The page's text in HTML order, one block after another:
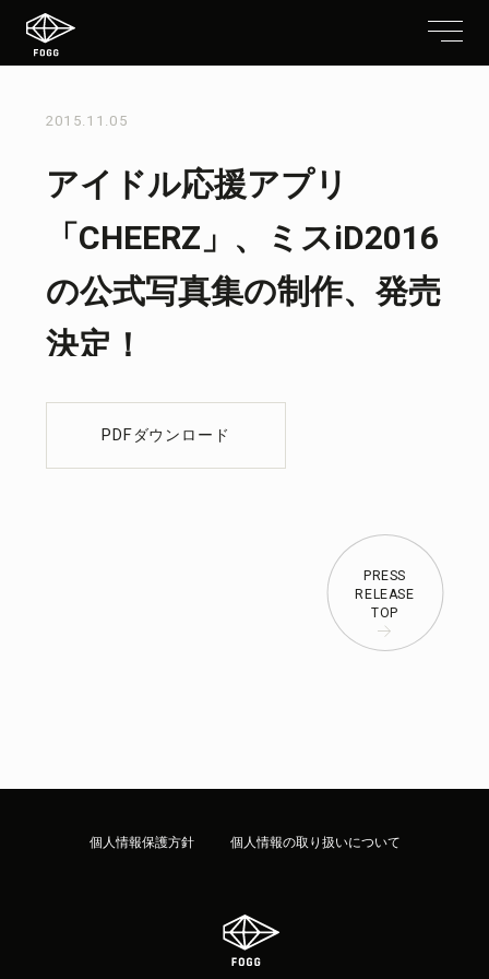
2015.11.05
アイドル応援アプリ
「CHEERZ」、ミスiD2016
の公式写真集の制作、発売
決定！
PDFダウンロード
PRESS
RELEASE
TOP
個人情報保護方針 個人情報の取り扱いについて